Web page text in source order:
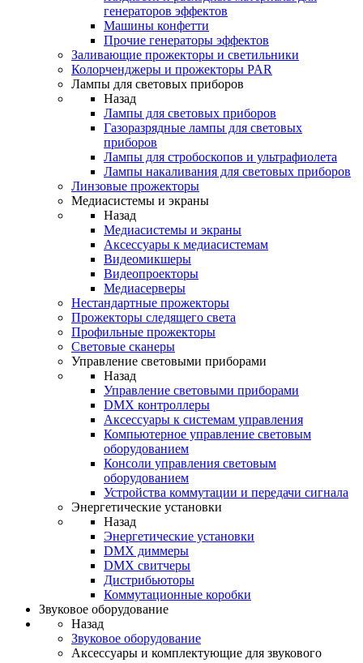
генераторов эффектов
Машины конфетти
Прочие генераторы эффектов
Заливающие прожекторы и светильники
Колорченджеры и прожекторы PAR
Лампы для световых приборов
Назад
Лампы для световых приборов
Газоразрядные лампы для световых
приборов
Лампы для стробоскопов и ультрафиолета
Лампы накаливания для световых приборов
Линзовые прожекторы
Медиасистемы и экраны
Назад
Медиасистемы и экраны
Аксессуары к медиасистемам
Видеомикшеры
Видеопроекторы
Медиасерверы
Нестандартные прожекторы
Прожекторы следящего света
Профильные прожекторы
Световые сканеры
Управление световыми приборами
Назад
Управление световыми приборами
DMX контроллеры
Аксессуары к системам управления
Компьютерное управление световым
оборудованием
Консоли управления световым
оборудованием
Устройства коммутации и передачи сигнала
Энергетические установки
Назад
Энергетические установки
DMX диммеры
DMX свитчеры
Дистрибьюторы
Коммутационные коробки
Звуковое оборудование
Назад
Звуковое оборудование
Аксессуары и комплектующие для звукового